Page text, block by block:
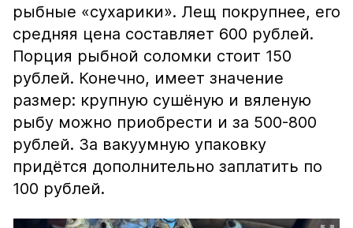
рыбные «сухарики». Лещ покрупнее, его
средняя цена составляет 600 рублей.
Порция рыбной соломки стоит 150
рублей. Конечно, имеет значение
размер: крупную сушёную и вяленую
рыбу можно приобрести и за 500-800
рублей. За вакуумную упаковку
придётся дополнительно заплатить по
100 рублей.